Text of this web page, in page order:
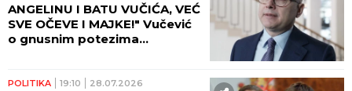
ANGELINU I BATU VUČIĆA, VEĆ
SVE OČEVE I MAJKE!" Vučević
o gnusnim potezima
POLITIKA 19:10 28.07.2026